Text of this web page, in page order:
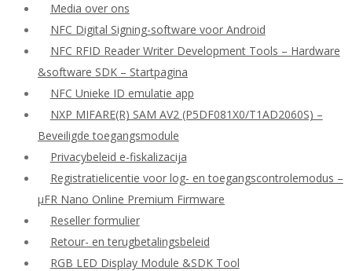
Media over ons
NFC Digital Signing-software voor Android
NFC RFID Reader Writer Development Tools – Hardware
&software SDK – Startpagina
NFC Unieke ID emulatie app
NXP MIFARE(R) SAM AV2 (P5DF081X0/T1AD2060S) –
Beveiligde toegangsmodule
Privacybeleid e-fiskalizacija
Registratielicentie voor log- en toegangscontrolemodus –
μFR Nano Online Premium Firmware
Reseller formulier
Retour- en terugbetalingsbeleid
RGB LED Display Module &SDK Tool